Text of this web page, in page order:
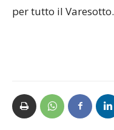
per tutto il Varesotto.